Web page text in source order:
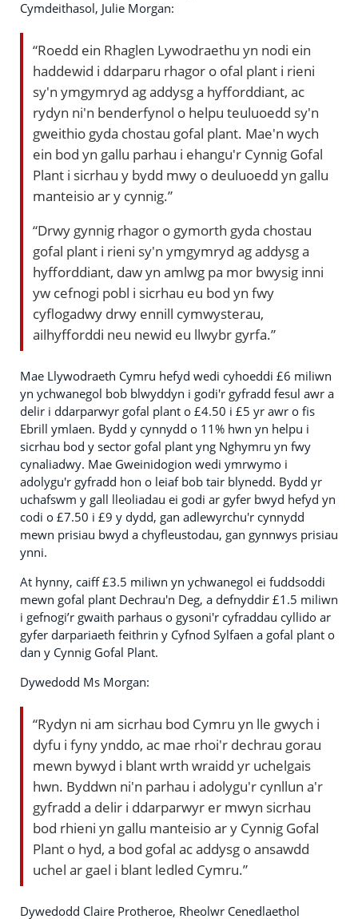
Cymdeithasol, Julie Morgan:
“Roedd ein Rhaglen Lywodraethu yn nodi ein
haddewid i ddarparu rhagor o ofal plant i rieni
sy'n ymgymryd ag addysg a hyfforddiant, ac
rydyn ni'n benderfynol o helpu teuluoedd sy'n
gweithio gyda chostau gofal plant. Mae'n wych
ein bod yn gallu parhau i ehangu'r Cynnig Gofal
Plant i sicrhau y bydd mwy o deuluoedd yn gallu
manteisio ar y cynnig.”
“Drwy gynnig rhagor o gymorth gyda chostau
gofal plant i rieni sy'n ymgymryd ag addysg a
hyfforddiant, daw yn amlwg pa mor bwysig inni
yw cefnogi pobl i sicrhau eu bod yn fwy
cyflogadwy drwy ennill cymwysterau,
ailhyfforddi neu newid eu llwybr gyrfa.”
Mae Llywodraeth Cymru hefyd wedi cyhoeddi £6 miliwn
yn ychwanegol bob blwyddyn i godi'r gyfradd fesul awr a
delir i ddarparwyr gofal plant o £4.50 i £5 yr awr o fis
Ebrill ymlaen. Bydd y cynnydd o 11% hwn yn helpu i
sicrhau bod y sector gofal plant yng Nghymru yn fwy
cynaliadwy. Mae Gweinidogion wedi ymrwymo i
adolygu'r gyfradd hon o leiaf bob tair blynedd. Bydd yr
uchafswm y gall lleoliadau ei godi ar gyfer bwyd hefyd yn
codi o £7.50 i £9 y dydd, gan adlewyrchu'r cynnydd
mewn prisiau bwyd a chyfleustodau, gan gynnwys prisiau
ynni.
At hynny, caiff £3.5 miliwn yn ychwanegol ei fuddsoddi
mewn gofal plant Dechrau'n Deg, a defnyddir £1.5 miliwn
i gefnogi’r gwaith parhaus o gysoni'r cyfraddau cyllido ar
gyfer darpariaeth feithrin y Cyfnod Sylfaen a gofal plant o
dan y Cynnig Gofal Plant.
Dywedodd Ms Morgan:
“Rydyn ni am sicrhau bod Cymru yn lle gwych i
dyfu i fyny ynddo, ac mae rhoi'r dechrau gorau
mewn bywyd i blant wrth wraidd yr uchelgais
hwn. Byddwn ni'n parhau i adolygu'r cynllun a'r
gyfradd a delir i ddarparwyr er mwyn sicrhau
bod rhieni yn gallu manteisio ar y Cynnig Gofal
Plant o hyd, a bod gofal ac addysg o ansawdd
uchel ar gael i blant ledled Cymru.”
Dywedodd Claire Protheroe, Rheolwr Cenedlaethol